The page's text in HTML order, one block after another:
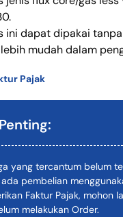
ini dapat dipakai
mudah dalam
Pajak
yang tercantum belum
pembelian
Faktur Pajak, mohon
melakukan Order.